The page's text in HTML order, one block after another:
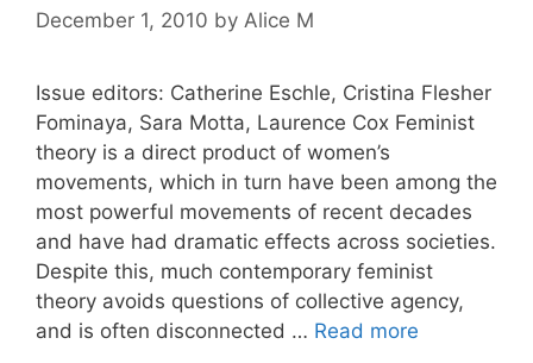
December 1, 2010 by Alice M
Issue editors: Catherine Eschle, Cristina Flesher
Fominaya, Sara Motta, Laurence Cox Feminist
theory is a direct product of women’s
movements, which in turn have been among the
most powerful movements of recent decades
and have had dramatic effects across societies.
Despite this, much contemporary feminist
theory avoids questions of collective agency,
and is often disconnected … Read more